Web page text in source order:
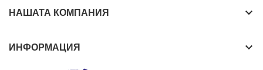
НАШАТА КОМПАНИЯ keyboard_arrow_down
ИНФОРМАЦИЯ keyboard_arrow_down